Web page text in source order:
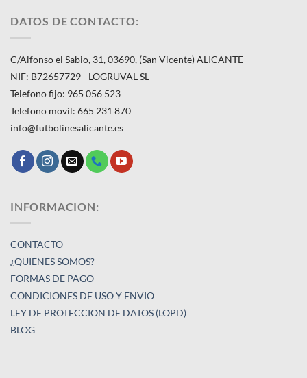
DATOS DE CONTACTO:
C/Alfonso el Sabio, 31, 03690, (San Vicente) ALICANTE
NIF: B72657729 - LOGRUVAL SL
Telefono fijo: 965 056 523
Telefono movil: 665 231 870
info@futbolinesalicante.es
INFORMACION:
CONTACTO
¿QUIENES SOMOS?
FORMAS DE PAGO
CONDICIONES DE USO Y ENVIO
LEY DE PROTECCION DE DATOS (LOPD)
BLOG